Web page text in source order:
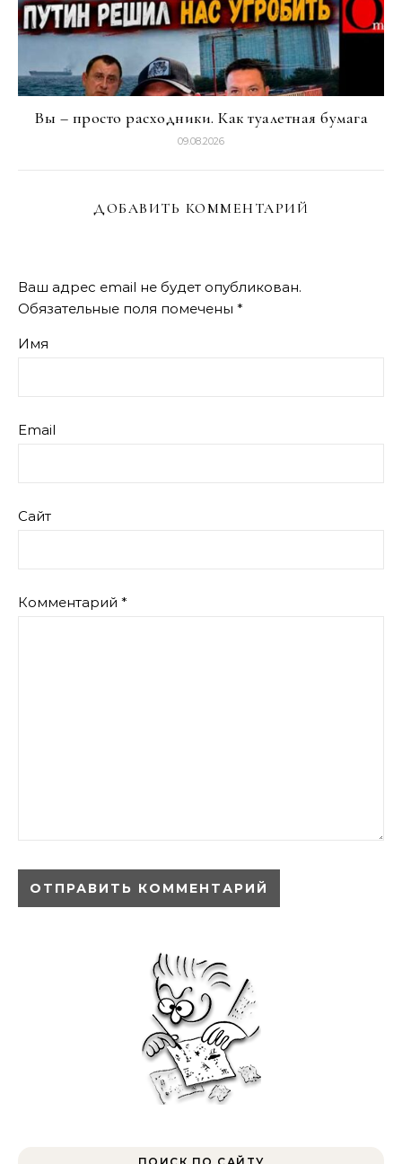
Вы – просто расходники. Как туалетная бумага
09.08.2026
ДОБАВИТЬ КОММЕНТАРИЙ
Ваш адрес email не будет опубликован.
Обязательные поля помечены *
Имя
Email
Сайт
Комментарий *